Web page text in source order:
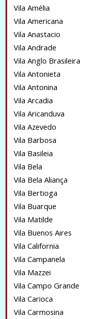
Vila Amélia
Vila Americana
Vila Anastacio
Vila Andrade
Vila Anglo Brasileira
Vila Antonieta
Vila Antonina
Vila Arcadia
Vila Aricanduva
Vila Azevedo
Vila Barbosa
Vila Basileia
Vila Bela
Vila Bela Aliança
Vila Bertioga
Vila Buarque
Vila Matilde
Vila Buenos Aires
Vila California
Vila Campanela
Vila Mazzei
Vila Campo Grande
Vila Carioca
Vila Carmosina